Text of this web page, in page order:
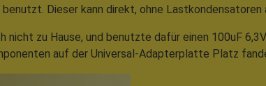
Dieser kann direkt, ohne Lastkondensatoren
zu Hause, und benutzte dafür einen 100uF
auf der Universal-Adapterplatte Platz